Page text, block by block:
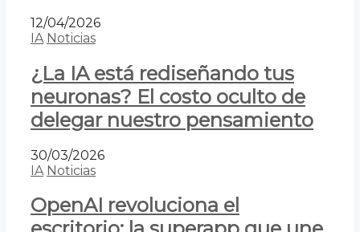
12/04/2026
IA Noticias
¿La IA está rediseñando tus
neuronas? El costo oculto de
delegar nuestro pensamiento
30/03/2026
IA Noticias
OpenAI revoluciona el